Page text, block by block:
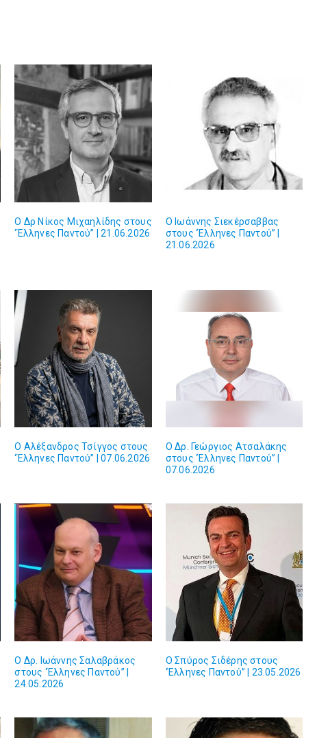
Ο Δρ Νίκος Μιχαηλίδης στους
‘Έλληνες Παντού” | 21.06.2026
Ο Ιωάννης Σιεκέρσαββας
στους ‘Έλληνες Παντού” |
21.06.2026
Ο Αλέξανδρος Τσίγγος στους
‘Έλληνες Παντού” | 07.06.2026
Ο Δρ. Γεώργιος Ατσαλάκης
στους ‘Έλληνες Παντού” |
07.06.2026
Ο Δρ. Ιωάννης Σαλαβράκος
στους ‘Έλληνες Παντού” |
24.05.2026
Ο Σπύρος Σιδέρης στους
‘Έλληνες Παντού” | 23.05.2026